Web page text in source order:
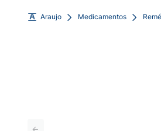
Araujo Medicamentos